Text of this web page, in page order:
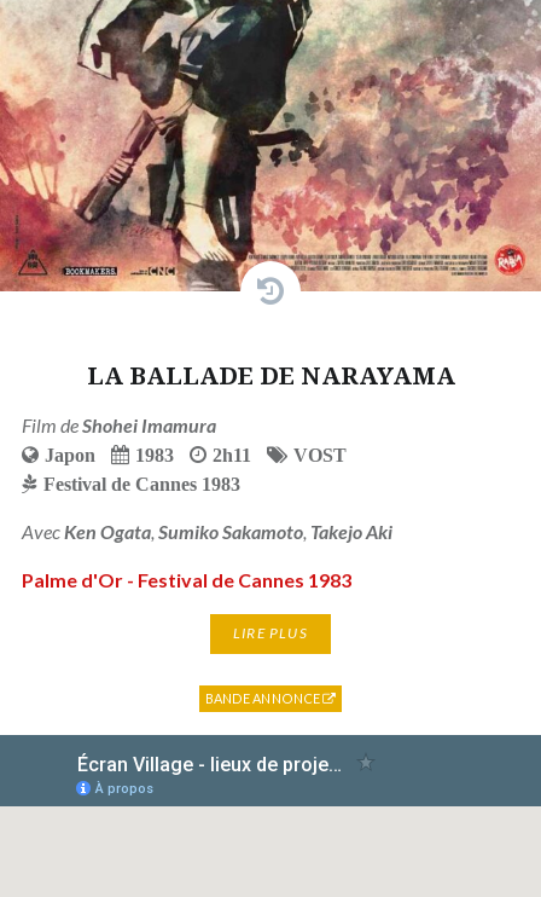
LA BALLADE DE NARAYAMA
Film de Shohei Imamura
Japon 1983 2h11
VOST
Festival de Cannes 1983
Avec Ken Ogata, Sumiko Sakamoto, Takejo Aki
Palme d'Or - Festival de Cannes 1983
LIRE PLUS
BANDE ANNONCE